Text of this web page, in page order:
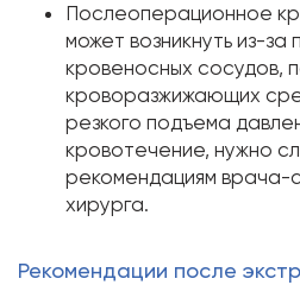
Послеоперационное
может возникнуть из-за
кровеносных сосудов,
кроворазжижающих
резкого подъема
кровотечение, нужно
рекомендациям врача-
хирурга.
Рекомендации после